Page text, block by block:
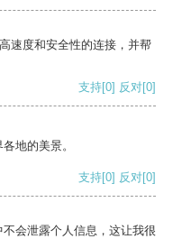
速度和安全性的连接，并帮
支持[0] 反对[0]
地的美景。
支持[0] 反对[0]
会泄露个人信息，这让我很